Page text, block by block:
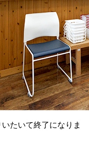
たいて終了になりま